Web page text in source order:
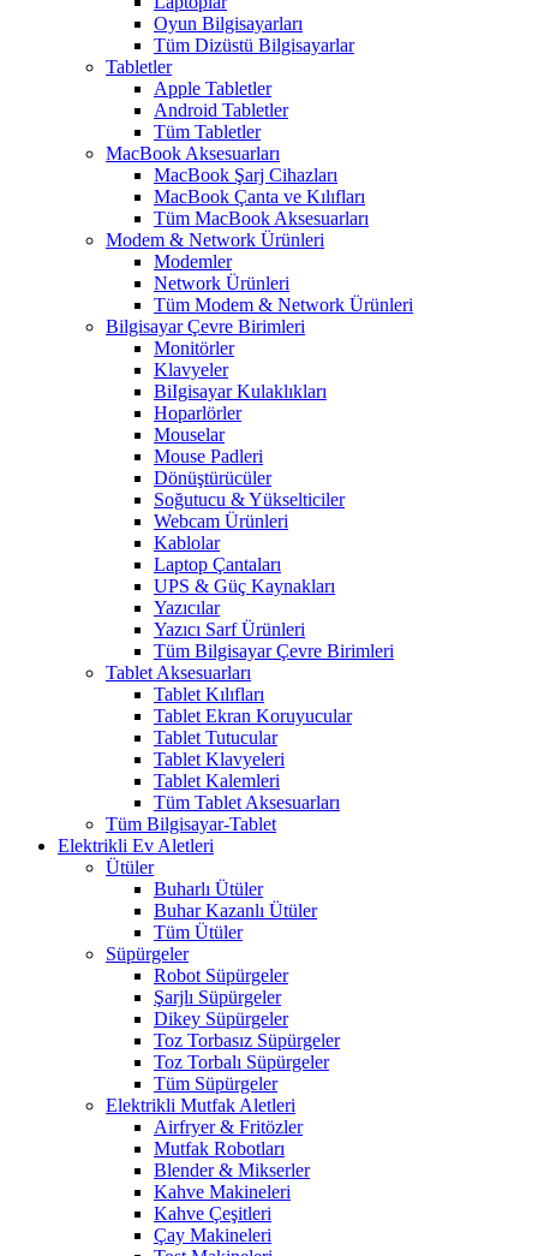
Oyun Bilgisayarları
Tüm Dizüstü Bilgisayarlar
Tabletler
Apple Tabletler
Android Tabletler
Tüm Tabletler
MacBook Aksesuarları
MacBook Şarj Cihazları
MacBook Çanta ve Kılıfları
Tüm MacBook Aksesuarları
Modem & Network Ürünleri
Modemler
Network Ürünleri
Tüm Modem & Network Ürünleri
Bilgisayar Çevre Birimleri
Monitörler
Klavyeler
BiIgisayar Kulaklıkları
Hoparlörler
Mouselar
Mouse Padleri
Dönüştürücüler
Soğutucu & Yükselticiler
Webcam Ürünleri
Kablolar
Laptop Çantaları
UPS & Güç Kaynakları
Yazıcılar
Yazıcı Sarf Ürünleri
Tüm Bilgisayar Çevre Birimleri
Tablet Aksesuarları
Tablet Kılıfları
Tablet Ekran Koruyucular
Tablet Tutucular
Tablet Klavyeleri
Tablet Kalemleri
Tüm Tablet Aksesuarları
Tüm Bilgisayar-Tablet
Elektrikli Ev Aletleri
Ütüler
Buharlı Ütüler
Buhar Kazanlı Ütüler
Tüm Ütüler
Süpürgeler
Robot Süpürgeler
Şarjlı Süpürgeler
Dikey Süpürgeler
Toz Torbasız Süpürgeler
Toz Torbalı Süpürgeler
Tüm Süpürgeler
Elektrikli Mutfak Aletleri
Airfryer & Fritözler
Mutfak Robotları
Blender & Mikserler
Kahve Makineleri
Kahve Çeşitleri
Çay Makineleri